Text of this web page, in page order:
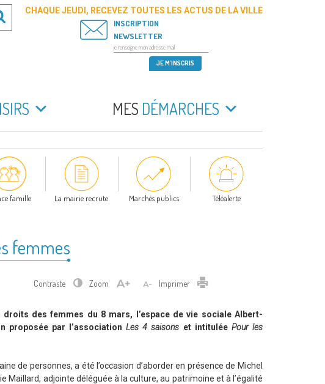
Recherche
CHAQUE JEUDI, RECEVEZ TOUTES LES ACTUS DE LA VILLE
INSCRIPTION
NEWSLETTER
MES DÉMARCHES
famille La mairie recrute Marchés publics Téléalerte
femmes
Contraste Zoom Imprimer Imprimer
des femmes du 8 mars, l’espace de vie sociale Albert-
proposée par l’associationLes 4 saisons et intitulée Pour les
de personnes, a été l’occasion d’aborder en présence de Michel
Maillard, adjointe déléguée à la culture, au patrimoine et à l’égalité